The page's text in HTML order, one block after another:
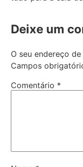
Deixe um
O seu endereço
Campos
Comentário *